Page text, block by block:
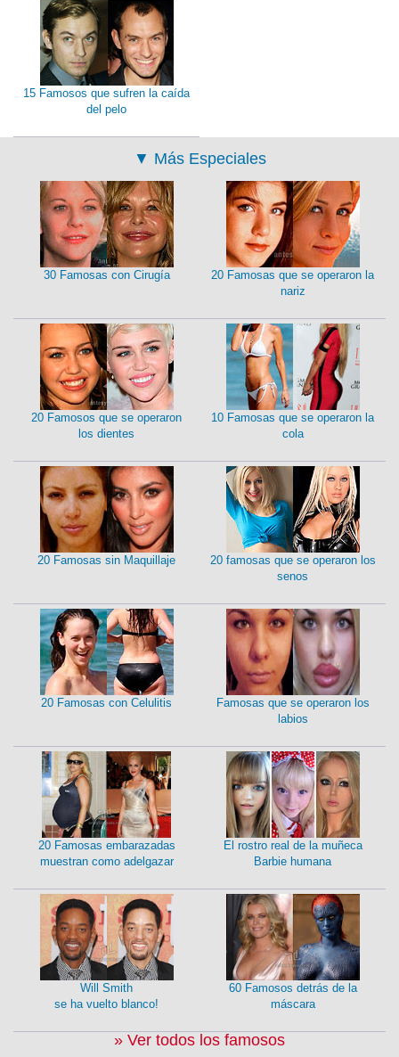
15 Famosos que sufren la caída
del pelo
▼ Más Especiales
30 Famosas con Cirugía
20 Famosas que se operaron la
nariz
20 Famosos que se operaron
los dientes
10 Famosas que se operaron la
cola
20 Famosas sin Maquillaje
20 famosas que se operaron los
senos
20 Famosas con Celulitis
Famosas que se operaron los
labios
20 Famosas embarazadas
muestran como adelgazar
El rostro real de la muñeca
Barbie humana
Will Smith
se ha vuelto blanco!
60 Famosos detrás de la
máscara
» Ver todos los famosos